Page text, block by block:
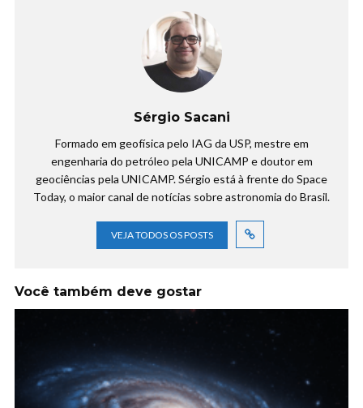
Sérgio Sacani
Formado em geofísica pelo IAG da USP, mestre em
engenharia do petróleo pela UNICAMP e doutor em
geociências pela UNICAMP. Sérgio está à frente do Space
Today, o maior canal de notícias sobre astronomia do Brasil.
VEJA TODOS OS POSTS
Você também deve gostar